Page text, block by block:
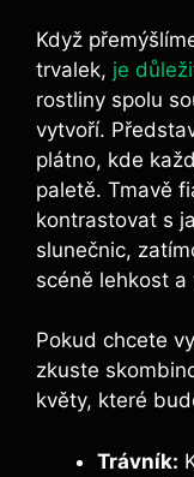
Když
trvalek, je
rostliny spolu
vytvoří.
plátno, kde
paletě. Tmavě
kontrastovat s
slunečnic,
scéně lehkost a
Pokud chcete
zkuste
květy, které
Trávník: